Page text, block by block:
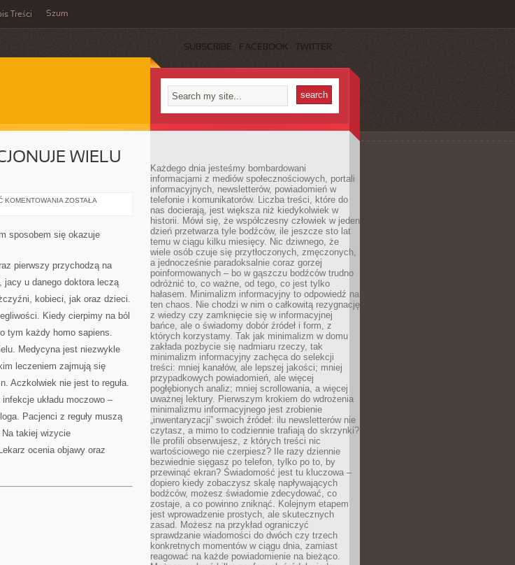
Treści Szum
SUBSCRIBE FACEBOOK TWITTER
WIELU
KOMENTOWANIA NA
WIELU
LEKARZY
ZOSTAŁA
sposobem się okazuje
pierwszy przychodzą na
u danego doktora leczą
kobieci, jak oraz dzieci.
Kiedy cierpimy na ból
tym każdy homo sapiens.
Medycyna jest niezwykle
leczeniem zajmują się
Aczkolwiek nie jest to reguła.
układu moczowo –
Pacjenci z reguły muszą
takiej wizycie
ocenia objawy oraz
Każdego dnia jesteśmy bombardowani
informacjami z mediów społecznościowych, portali
informacyjnych, newsletterów, powiadomień w
telefonie i komunikatorów. Liczba treści, które do
nas docierają, jest większa niż kiedykolwiek w
historii. Mówi się, że współczesny człowiek w jeden
dzień przetwarza tyle bodźców, ile jeszcze sto lat
temu w ciągu kilku miesięcy. Nic dziwnego, że
wiele osób czuje się przytłoczonych, zmęczonych,
a jednocześnie paradoksalnie coraz gorzej
poinformowanych – bo w gąszczu bodźców trudno
odróżnić to, co ważne, od tego, co jest tylko
hałasem. Minimalizm informacyjny to odpowiedź na
ten chaos. Nie chodzi w nim o całkowitą rezygnację
z wiedzy czy zamknięcie się w informacyjnej
bańce, ale o świadomy dobór źródeł i form, z
których korzystamy. Tak jak minimalizm w domu
zakłada pozbycie się nadmiaru rzeczy, tak
minimalizm informacyjny zachęca do selekcji
treści: mniej kanałów, ale lepszej jakości; mniej
przypadkowych powiadomień, ale więcej
pogłębionych analiz; mniej scrollowania, a więcej
uważnej lektury. Pierwszym krokiem do wdrożenia
minimalizmu informacyjnego jest zrobienie
„inwentaryzacji” swoich źródeł: ilu newsletterów nie
czytasz, a mimo to codziennie trafiają do skrzynki?
Ile profili obserwujesz, z których treści nic
wartościowego nie czerpiesz? Ile razy dziennie
bezwiednie sięgasz po telefon, tylko po to, by
przewinąć ekran? Świadomość jest tu kluczowa –
dopiero kiedy zobaczysz skalę napływających
bodźców, możesz świadomie zdecydować, co
zostaje, a co powinno zniknąć. Kolejnym etapem
jest wprowadzenie prostych, ale skutecznych
zasad. Możesz na przykład ograniczyć
sprawdzanie wiadomości do dwóch czy trzech
konkretnych momentów w ciągu dnia, zamiast
reagować na każde powiadomienie na bieżąco.